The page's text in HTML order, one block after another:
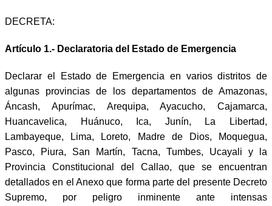
DECRETA:
Artículo 1.- Declaratoria del Estado de Emergencia
Declarar el Estado de Emergencia en varios distritos de
algunas provincias de los departamentos de Amazonas,
Áncash, Apurímac, Arequipa, Ayacucho, Cajamarca,
Huancavelica, Huánuco, Ica, Junín, La Libertad,
Lambayeque, Lima, Loreto, Madre de Dios, Moquegua,
Pasco, Piura, San Martín, Tacna, Tumbes, Ucayali y la
Provincia Constitucional del Callao, que se encuentran
detallados en el Anexo que forma parte del presente Decreto
Supremo, por peligro inminente ante intensas